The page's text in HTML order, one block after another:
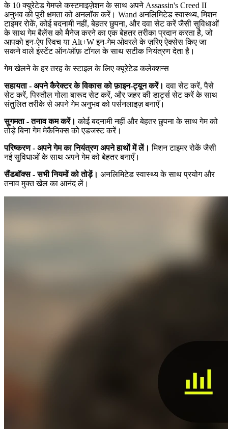
के 10 क्यूरेटेड गेमप्ले कस्टमाइज़ेशन के साथ अपने Assassin's Creed II
अनुभव की पूरी क्षमता को अनलॉक करें। Wand अनलिमिटेड स्वास्थ्य, मिशन
टाइमर रोकें, कोई बदनामी नहीं, बेहतर छुपना, और दवा सेट करें जैसी सुविधाओं
के साथ गेम बैलेंस को मैनेज करने का एक बेहतर तरीका प्रदान करता है, जो
आपको इन-ऐप स्विच या Alt+W इन-गेम ओवरले के ज़रिए ऐक्सेस किए जा
सकने वाले इंस्टेंट ऑन/ऑफ़ टॉगल के साथ सटीक नियंत्रण देता है।
गेम खेलने के हर तरह के स्टाइल के लिए क्यूरेटेड कलेक्शन्स
सहायता - अपने कैरेक्टर के विकास को फ़ाइन-ट्यून करें। दवा सेट करें, पैसे
सेट करें, पिस्तौल गोला बारूद सेट करें, और जहर की डार्ट्स सेट करें के साथ
संतुलित तरीके से अपने गेम अनुभव को पर्सनलाइज़ बनाएँ।
सुगमता - तनाव कम करें। कोई बदनामी नहीं और बेहतर छुपना के साथ गेम को
तोड़े बिना गेम मेकैनिक्स को एडजस्ट करें।
परिष्करण - अपने गेम का नियंत्रण अपने हाथों में लें। मिशन टाइमर रोकें जैसी
नई सुविधाओं के साथ अपने गेम को बेहतर बनाएँ।
सैंडबॉक्स - सभी नियमों को तोड़ें। अनलिमिटेड स्वास्थ्य के साथ प्रयोग और
तनाव मुक्त खेल का आनंद लें।